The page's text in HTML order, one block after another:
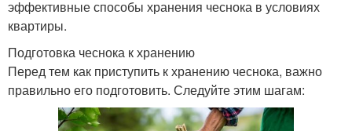
эффективные способы хранения чеснока в условиях
квартиры.
Подготовка чеснока к хранению
Перед тем как приступить к хранению чеснока, важно
правильно его подготовить. Следуйте этим шагам: